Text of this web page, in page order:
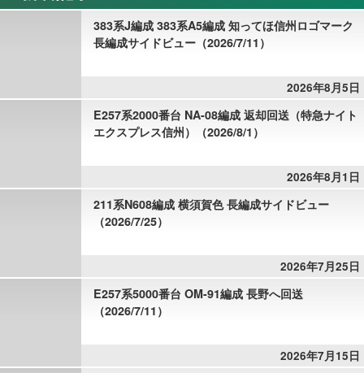
383系J編成 383系A5編成 知ってほ信州ロゴマーク
長編成サイドビュー（2026/7/11）
2026年8月5日
E257系2000番台 NA-08編成 返却回送（特急ナイト
エクスプレス信州）（2026/8/1）
2026年8月1日
211系N608編成 横須賀色 長編成サイドビュー
（2026/7/25）
2026年7月25日
E257系5000番台 OM-91編成 長野へ回送
（2026/7/11）
2026年7月15日